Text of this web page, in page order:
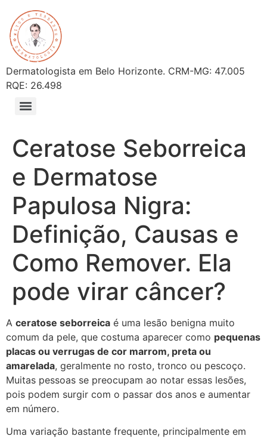
Dermatologista em Belo Horizonte. CRM-MG: 47.005
RQE: 26.498
Ceratose Seborreica
e Dermatose
Papulosa Nigra:
Definição, Causas e
Como Remover. Ela
pode virar câncer?
A ceratose seborreica é uma lesão benigna muito
comum da pele, que costuma aparecer como pequenas
placas ou verrugas de cor marrom, preta ou
amarelada, geralmente no rosto, tronco ou pescoço.
Muitas pessoas se preocupam ao notar essas lesões,
pois podem surgir com o passar dos anos e aumentar
em número.
Uma variação bastante frequente, principalmente em